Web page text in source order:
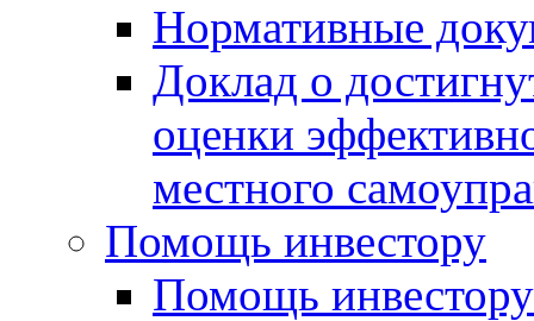
Нормативные
Доклад о
оценки
местного
Помощь инвестору
Помощь инвестору